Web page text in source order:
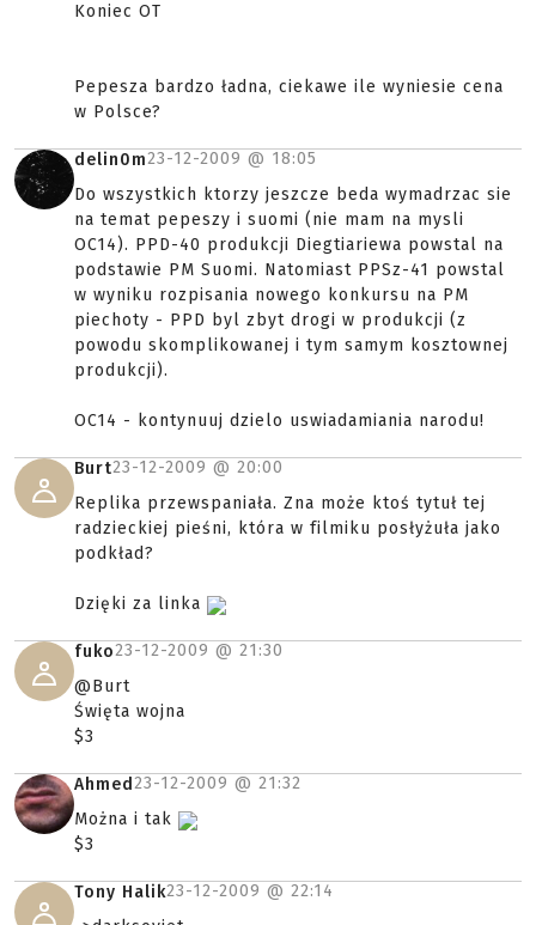
Koniec OT
Pepesza bardzo ładna, ciekawe ile wyniesie cena
w Polsce?
delin0m23-12-2009 @ 18:05
Do wszystkich ktorzy jeszcze beda wymadrzac sie
na temat pepeszy i suomi (nie mam na mysli
OC14). PPD-40 produkcji Diegtiariewa powstal na
podstawie PM Suomi. Natomiast PPSz-41 powstal
w wyniku rozpisania nowego konkursu na PM
piechoty - PPD byl zbyt drogi w produkcji (z
powodu skomplikowanej i tym samym kosztownej
produkcji).
OC14 - kontynuuj dzielo uswiadamiania narodu!
Burt23-12-2009 @ 20:00
Replika przewspaniała. Zna może ktoś tytuł tej
radzieckiej pieśni, która w filmiku posłyżuła jako
podkład?
Dzięki za linka
fuko23-12-2009 @ 21:30
@Burt
Święta wojna
$3
Ahmed23-12-2009 @ 21:32
Można i tak
$3
Tony Halik23-12-2009 @ 22:14